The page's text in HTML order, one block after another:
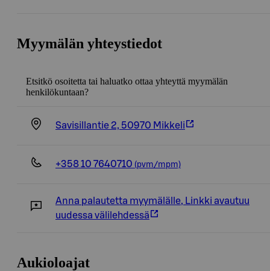
Myymälän yhteystiedot
Etsitkö osoitetta tai haluatko ottaa yhteyttä myymälän
henkilökuntaan?
Savisillantie 2, 50970 Mikkeli
+358 10 7640710 (pvm/mpm)
Anna palautetta myymälälle, Linkki avautuu
uudessa välilehdessä
Aukioloajat